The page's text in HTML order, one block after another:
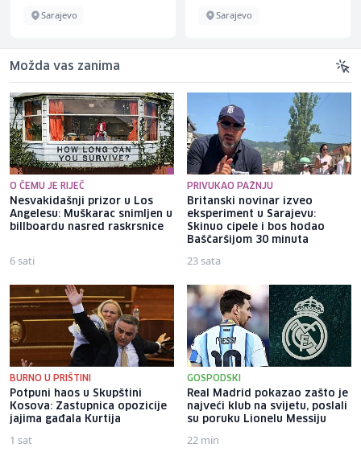
Sarajevo Sarajevo
Možda vas zanima
O ČEMU JE RIJEČ
Nesvakidašnji prizor u Los
Angelesu: Muškarac snimljen u
billboardu nasred raskrsnice
6 sati
PRIVUKAO PAŽNJU
Britanski novinar izveo
eksperiment u Sarajevu:
Skinuo cipele i bos hodao
Baščaršijom 30 minuta
23 sata
BURNO U PRIŠTINI
Potpuni haos u Skupštini
Kosova: Zastupnica opozicije
jajima gađala Kurtija
1 sat
GOSPODSKI
Real Madrid pokazao zašto je
najveći klub na svijetu, poslali
su poruku Lionelu Messiju
22 min